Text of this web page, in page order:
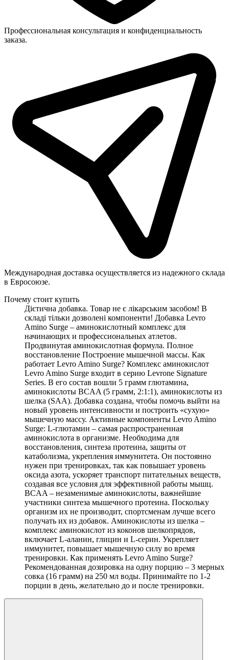
Профессиональная консультация и конфиденциальность
заказа.
Международная доставка осуществляется из надежного склада
в Евросоюзе.
Почему стоит купить
Дієтична добавка. Товар не є лікарським засобом! В
складі тільки дозволені компоненти! Добавка Levro
Amino Surge – аминокислотный комплекс для
начинающих и профессиональных атлетов.
Продвинутая аминокислотная формула. Полное
восстановление Построение мышечной массы. Как
работает Levro Amino Surge? Комплекс аминокислот
Levro Amino Surge входит в серию Levrone Signature
Series. В его состав вошли 5 грамм глютамина,
аминокислоты BCAA (5 грамм, 2:1:1), аминокислоты из
шелка (SAA). Добавка создана, чтобы помочь выйти на
новый уровень интенсивности и построить «сухую»
мышечную массу. Активные компоненты Levro Amino
Surge: L-глютамин – самая распространенная
аминокислота в организме. Необходима для
восстановления, синтеза протеина, защиты от
катаболизма, укрепления иммунитета. Он постоянно
нужен при тренировках, так как повышает уровень
оксида азота, ускоряет транспорт питательных веществ,
создавая все условия для эффективной работы мышц.
BCAA – незаменимые аминокислоты, важнейшие
участники синтеза мышечного протеина. Поскольку
организм их не производит, спортсменам лучше всего
получать их из добавок. Аминокислоты из шелка –
комплекс аминокислот из коконов шелкопрядов,
включает L-аланин, глицин и L-серин. Укрепляет
иммунитет, повышает мышечную силу во время
тренировки. Как применять Levro Amino Surge?
Рекомендованная дозировка на одну порцию – 3 мерных
совка (16 грамм) на 250 мл воды. Принимайте по 1-2
порции в день, желательно до и после тренировки.